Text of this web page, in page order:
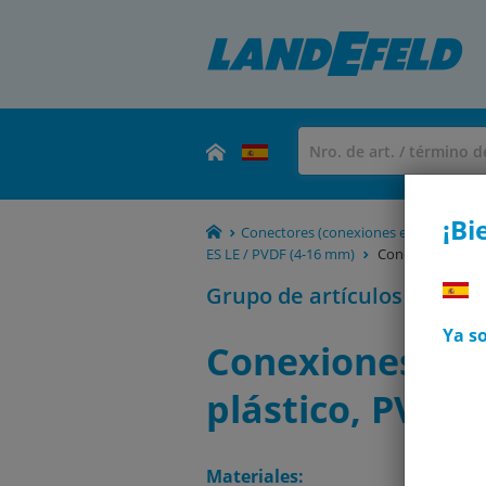
Ya
Conectores (conexiones
ES LE / PVDF (4-16 mm)
Conexiones
Grupo de artículos
Conexiones
plástico, PVDF
Materiales: